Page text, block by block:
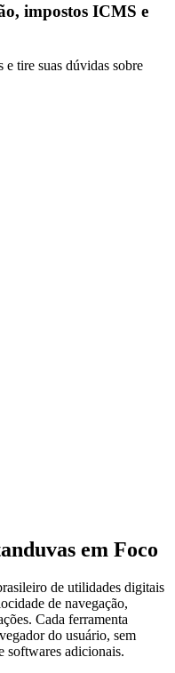
impostos ICMS e
e tire suas dúvidas sobre
em Foco
de utilidades digitais
de navegação,
Cada ferramenta
do usuário, sem
softwares adicionais.